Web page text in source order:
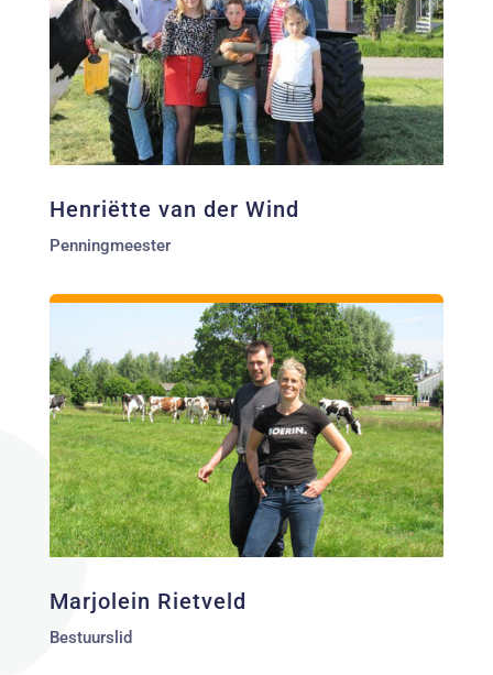
Henriëtte van der Wind
Penningmeester
Marjolein Rietveld
Bestuurslid